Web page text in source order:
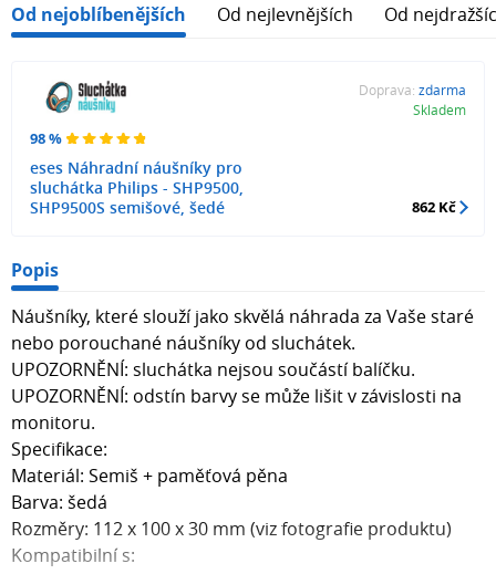
Od nejoblíbenějších Od nejlevnějších Od
98 %
eses Náhradní náušníky pro
sluchátka Philips - SHP9500,
SHP9500S semišové, šedé
Doprava: zdarma
Skladem
862 Kč
Popis
Náušníky, které slouží jako skvělá náhrada za Vaše staré
nebo porouchané náušníky od sluchátek.
UPOZORNĚNÍ: sluchátka nejsou součástí balíčku.
UPOZORNĚNÍ: odstín barvy se může lišit v závislosti na
monitoru.
Specifikace:
Materiál: Semiš + paměťová pěna
Barva: šedá
Rozměry: 112 x 100 x 30 mm (viz fotografie produktu)
Kompatibilní s: